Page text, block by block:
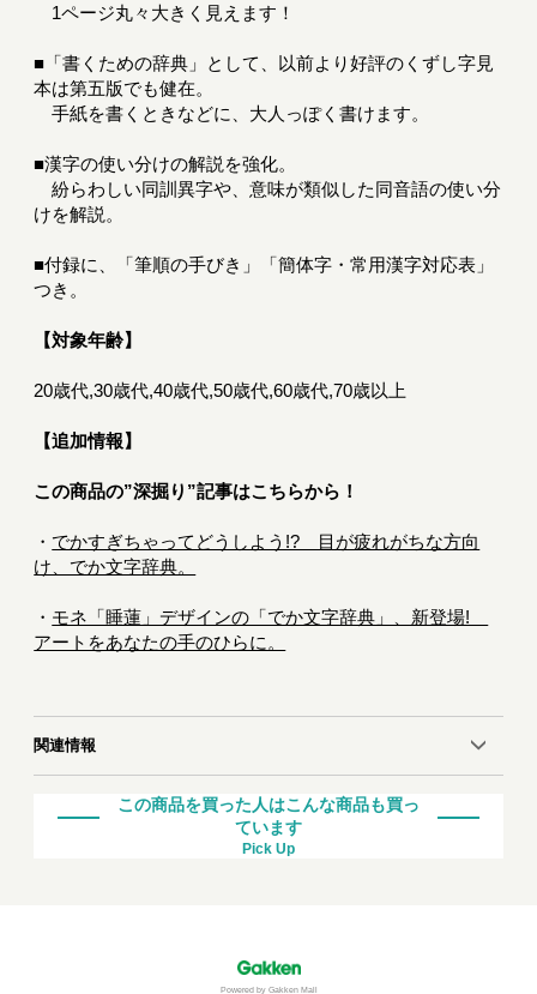
1ページ丸々大きく見えます！
■「書くための辞典」として、以前より好評のくずし字見
本は第五版でも健在。
手紙を書くときなどに、大人っぽく書けます。
■漢字の使い分けの解説を強化。
紛らわしい同訓異字や、意味が類似した同音語の使い分
けを解説。
■付録に、「筆順の手びき」「簡体字・常用漢字対応表」
つき。
【対象年齢】
20歳代,30歳代,40歳代,50歳代,60歳代,70歳以上
【追加情報】
この商品の”深掘り”記事はこちらから！
・ でかすぎちゃってどうしよう!? 目が疲れがちな方向
け、でか文字辞典。
・ モネ「睡蓮」デザインの「でか文字辞典」、新登場!
アートをあなたの手のひらに。
関連情報
この商品を買った人はこんな商品も買っ
ています
Pick Up
Powered by Gakken Mall